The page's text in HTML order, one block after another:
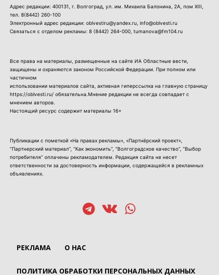
Адрес редакции: 400131, г. Волгоград, ул. им. Михаила Балонина, 2А, пом XIII,
тел. 8(8442) 260-100
Электронный адрес редакции: oblvestiru@yandex.ru, info@oblvesti.ru
Связаться с отделом рекламы: 8 (8442) 264-000 , tumanova@fm104.ru
Все права на материалы, размещенные на сайте ИА Областные вести,
защищены и охраняются законом Российской Федерации. При полном или
частичном
использовании материалов сайта, активная гиперссылка на главную страницу
https://oblvesti.ru/ обязательна.Мнение редакции не всегда совпадает с
мнением авторов.
Настоящий ресурс содержит материалы 16+
Публикации с пометкой «На правах рекламы», «Партнёрский проект»,
“Партнерский материал”, “Как экономить”, “Волгоградское качество”, “Выбор
потребителя” оплачены рекламодателем. Редакция сайта не несет
ответственности за достоверность информации, содержащейся в рекламных
объявлениях.
РЕКЛАМА О НАС
ПОЛИТИКА ОБРАБОТКИ ПЕРСОНАЛЬНЫХ ДАННЫХ